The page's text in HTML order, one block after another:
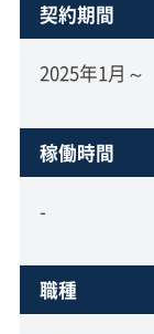
契約期間
2025年1月～
稼働時間
-
職種